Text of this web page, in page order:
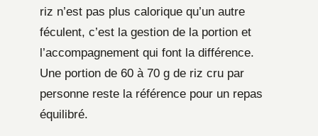
riz n’est pas plus calorique qu’un autre
féculent, c’est la gestion de la portion et
l’accompagnement qui font la différence.
Une portion de 60 à 70 g de riz cru par
personne reste la référence pour un repas
équilibré.